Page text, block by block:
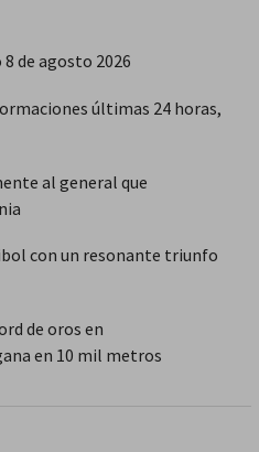
de agosto 2026
últimas 24 horas,
al general que
con un resonante triunfo
de oros en
en 10 mil metros